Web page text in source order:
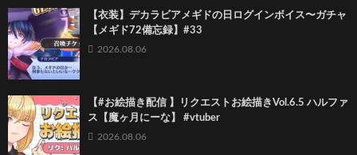
【衣装】デカラビアメギドの日ログインボイス〜ガチャ
【メギド72備忘録】#33
2026.08.06
【#お絵描き配信 】リクエストお絵描きVol.6.5 ハルファ
ス【魔ヶ月にーな】 #vtuber
2026.08.06